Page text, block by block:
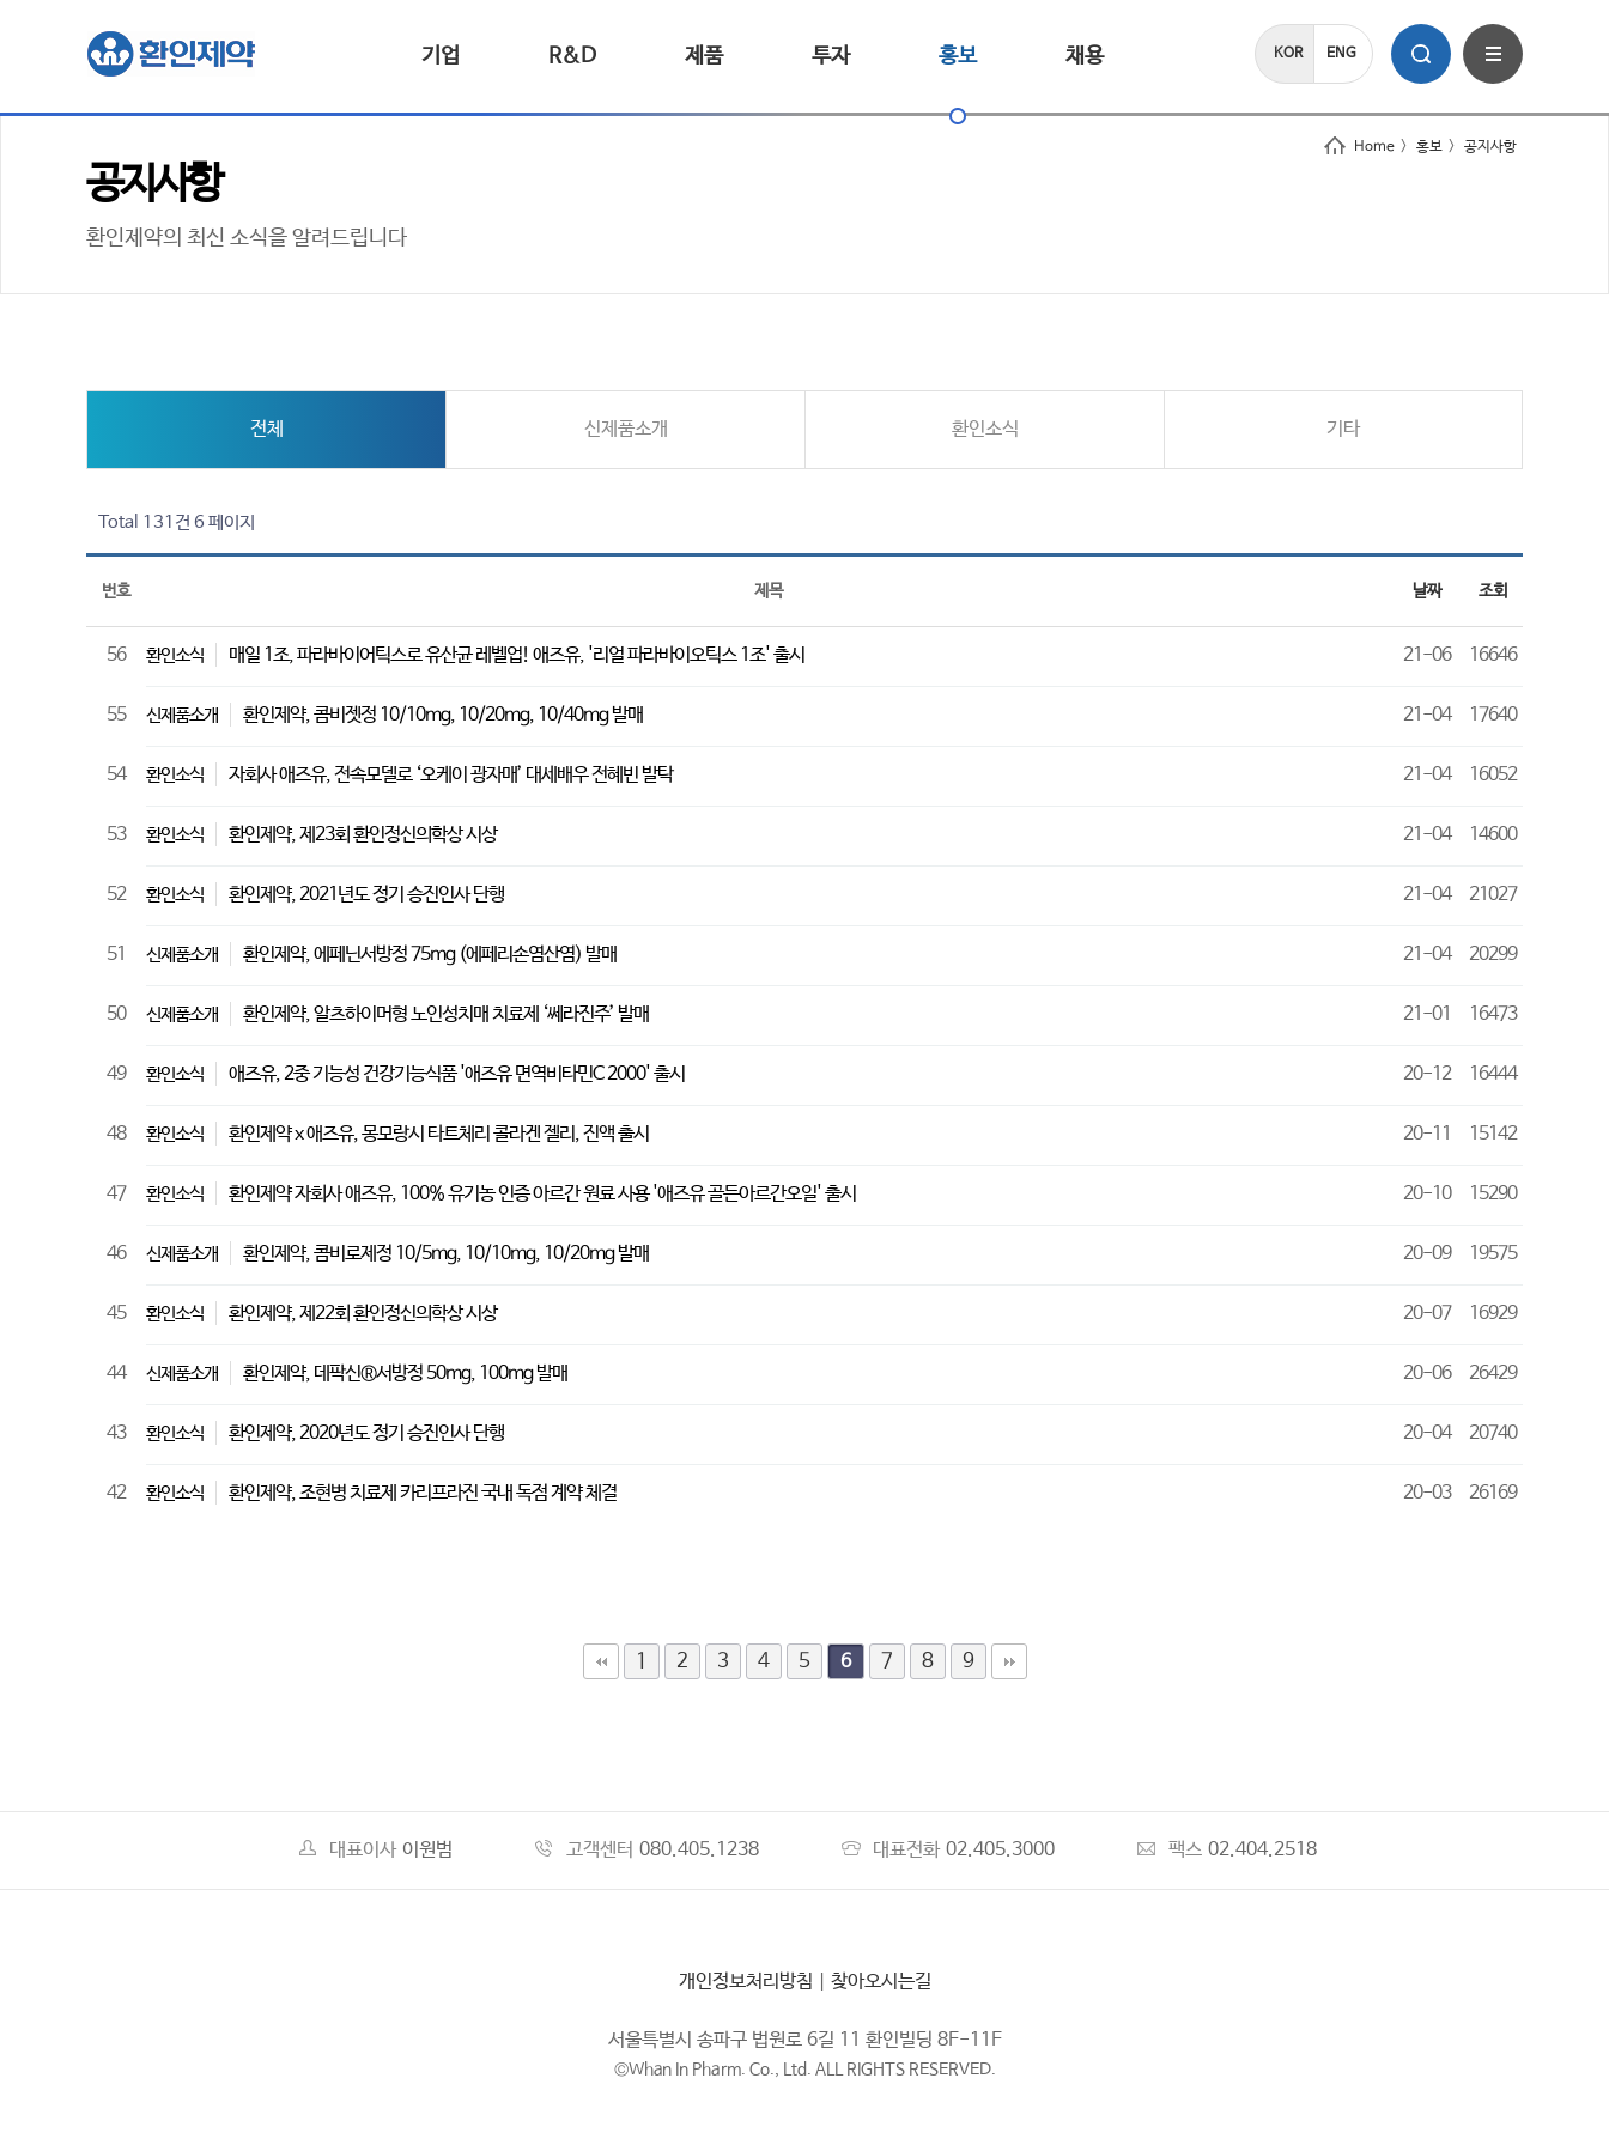
KOR ENG
기업 R&D 제품 투자 홍보 채용
Home > 홍보 > 공지사항
공지사항
환인제약의 최신 소식을 알려드립니다
전체 신제품소개 환인소식 기타
Total 131건 6 페이지
번호 제목 날짜 조회
56 환인소식 매일 1조, 파라바이어틱스로 유산균 레벨업! 애즈유, '리얼 파라바이오틱스 1조' 출시 21-06 16646
55 신제품소개 환인제약, 콤비젯정 10/10mg, 10/20mg, 10/40mg 발매 21-04 17640
54 환인소식 자회사 애즈유, 전속모델로 ‘오케이 광자매’ 대세배우 전혜빈 발탁 21-04 16052
53 환인소식 환인제약, 제23회 환인정신의학상 시상 21-04 14600
52 환인소식 환인제약, 2021년도 정기 승진인사 단행 21-04 21027
51 신제품소개 환인제약, 에페닌서방정 75mg (에페리손염산염) 발매 21-04 20299
50 신제품소개 환인제약, 알츠하이머형 노인성치매 치료제 ‘쎄라진주’ 발매 21-01 16473
49 환인소식 애즈유, 2중 기능성 건강기능식품 '애즈유 면역비타민C 2000' 출시 20-12 16444
48 환인소식 환인제약 x 애즈유, 몽모랑시 타트체리 콜라겐 젤리, 진액 출시 20-11 15142
47 환인소식 환인제약 자회사 애즈유, 100% 유기농 인증 아르간 원료 사용 '애즈유 골든아르간오일' 출시 20-10 15290
46 신제품소개 환인제약, 콤비로제정 10/5mg, 10/10mg, 10/20mg 발매 20-09 19575
45 환인소식 환인제약, 제22회 환인정신의학상 시상 20-07 16929
44 신제품소개 환인제약, 데팍신®서방정 50mg, 100mg 발매 20-06 26429
43 환인소식 환인제약, 2020년도 정기 승진인사 단행 20-04 20740
42 환인소식 환인제약, 조현병 치료제 카리프라진 국내 독점 계약 체결 20-03 26169
1 2 3 4 5 6 7 8 9
대표이사 이원범 고객센터 080.405.1238 대표전화 02.405.3000 팩스 02.404.2518
개인정보처리방침 찾아오시는길
서울특별시 송파구 법원로 6길 11 환인빌딩 8F-11F
©Whan In Pharm. Co., Ltd. ALL RIGHTS RESERVED.